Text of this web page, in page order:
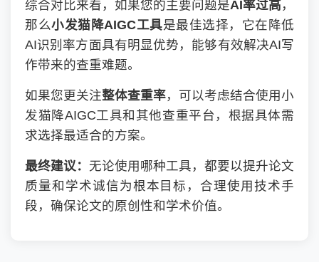
综合对比来看，如果您的主要问题是AI率过高，
那么小发猫降AIGC工具是最佳选择，它在降低
AI识别率方面具有明显优势，能够有效解决AI写
作带来的查重难题。
如果您更关注整体查重率，可以考虑结合使用小
发猫降AIGC工具和其他查重平台，根据具体需
求选择最适合的方案。
最终建议： 无论使用哪种工具，都要以提升论文
质量和学术诚信为根本目标，合理使用技术手
段，确保论文的原创性和学术价值。